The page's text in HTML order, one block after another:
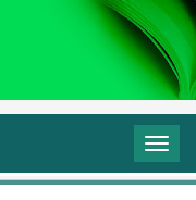
Visualidad, energía,